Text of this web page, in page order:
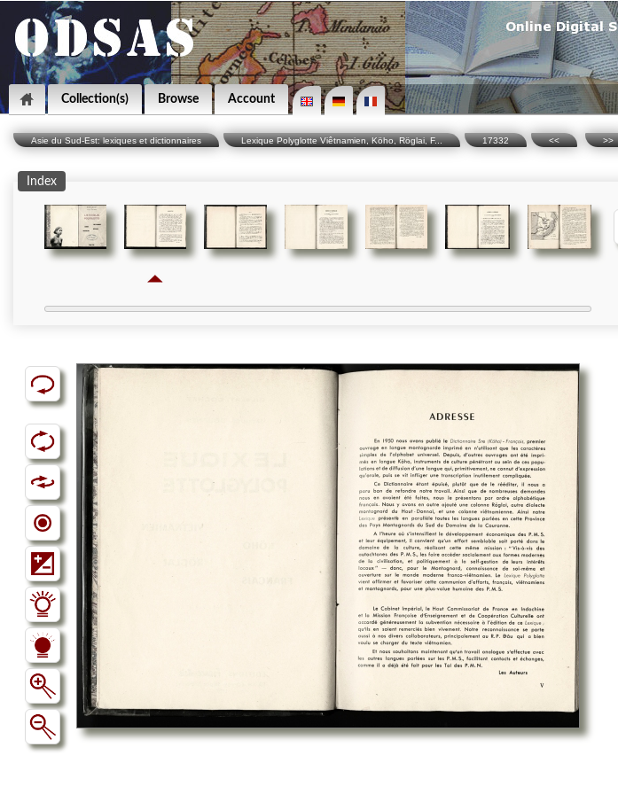
Collection(s) Browse Account
Asie du Sud-Est: lexiques et dictionnaires Lexique Polyglotte Viêtnamien, Köho, Röglai, F... 17332 << >>
Index